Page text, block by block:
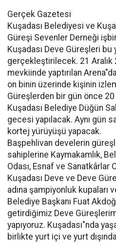
Gerçek Gazetesi
Kuşadası Belediyesi ve
Güreşi Sevenler Derneği
Kuşadası Deve Güreşleri bu
gerçekleştirilecek. 21 Aralık
mevkiinde yaptırılan
on binin üzerinde kişinin
Güreşlerden bir gün önce
Kuşadası Belediye Düğün
gecesi yapılacak. Aynı gün
kortej yürüyüşü yapacak.
Başpehlivan develerin
sahiplerine Kaymakamlık,
Odası, Esnaf ve Sanatkârlar
Kuşadası Deve ve Deve
adına şampiyonluk kupaları
Belediye Başkanı Fuat
getirdiğimiz Deve
yapıyoruz. Kuşadası"nda
birlikte yurt içi ve yurt